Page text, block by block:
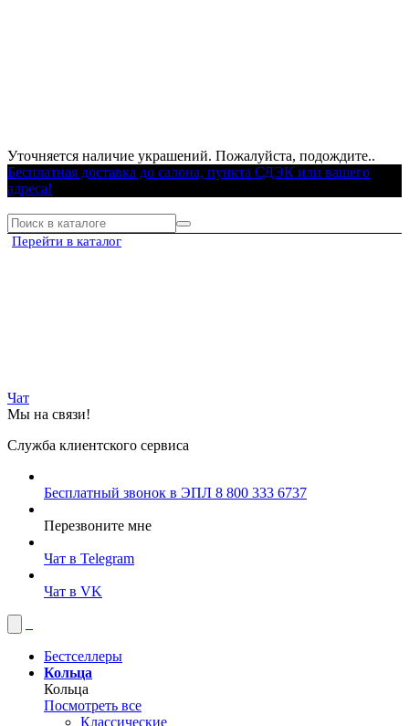
Уточняется наличие украшений. Пожалуйста, подождите..
Бесплатная доставка до салона, пункта СДЭК или вашего
адреса!
Перейти в каталог
Чат
Мы на связи!
Служба клиентского сервиса
Бесплатный звонок в ЭПЛ 8 800 333 6737
Перезвоните мне
Чат в Telegram
Чат в VK
Бестселлеры
Кольца
Кольца
Посмотреть все
Классические